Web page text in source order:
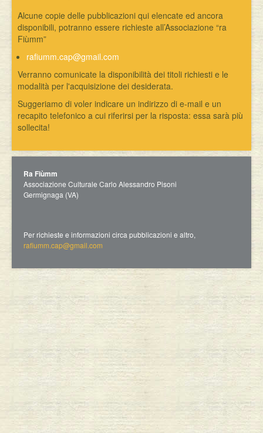
Alcune copie delle pubblicazioni qui elencate ed ancora
disponibili, potranno essere richieste all’Associazione “ra
Fiùmm”
rafiumm.cap@gmail.com
Verranno comunicate la disponibilità dei titoli richiesti e le
modalità per l'acquisizione dei desiderata.
Suggeriamo di voler indicare un indirizzo di e-mail e un
recapito telefonico a cui riferirsi per la risposta: essa sarà più
sollecita!
Ra Fiùmm
Associazione Culturale Carlo Alessandro Pisoni
Germignaga (VA)
Per richieste e informazioni circa pubblicazioni e altro,
rafiumm.cap@gmail.com